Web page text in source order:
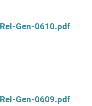
Rel-Gen-0610.pdf
Rel-Gen-0609.pdf